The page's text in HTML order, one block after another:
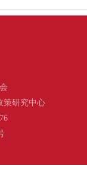
策研究中心